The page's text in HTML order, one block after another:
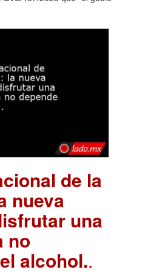
de la
nueva
una
no
alcohol..